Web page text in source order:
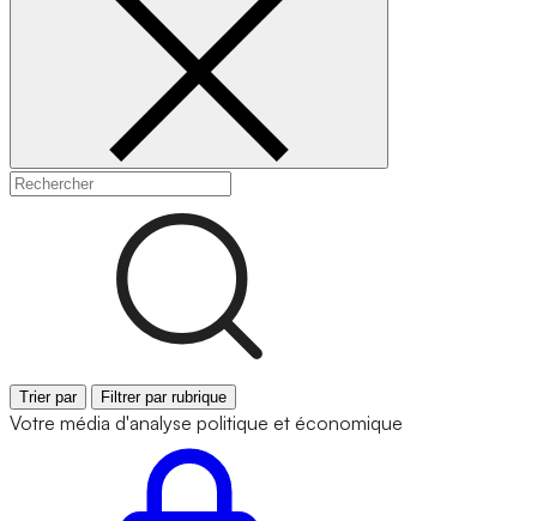
Trier par Filtrer par rubrique
Votre média d'analyse politique et économique